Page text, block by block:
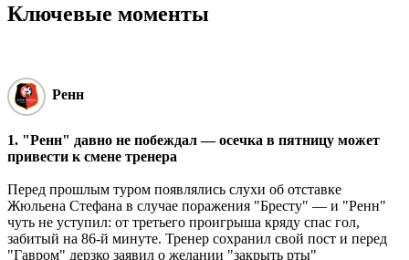
Ключевые моменты
Ренн
1. "Ренн" давно не побеждал — осечка в пятницу может
привести к смене тренера
Перед прошлым туром появлялись слухи об отставке
Жюльена Стефана в случае поражения "Бресту" — и "Ренн"
чуть не уступил: от третьего проигрыша кряду спас гол,
забитый на 86-й минуте. Тренер сохранил свой пост и перед
"Гавром" дерзко заявил о желании "закрыть рты"